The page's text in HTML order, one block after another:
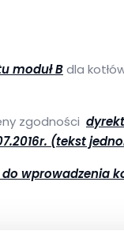
moduł Bdla
zgodności
(tekst
wprowadzenia